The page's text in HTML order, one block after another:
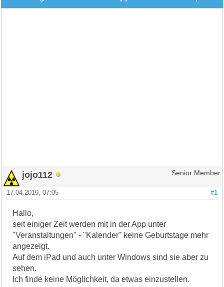
jojo112 Senior Member
#1
17.04.2019, 07:05
Hallo,
seit einiger Zeit werden mit in der App unter
"Veranstaltungen" - "Kalender" keine Geburtstage mehr
angezeigt.
Auf dem iPad und auch unter Windows sind sie aber zu
sehen.
Ich finde keine Möglichkeit, da etwas einzustellen.